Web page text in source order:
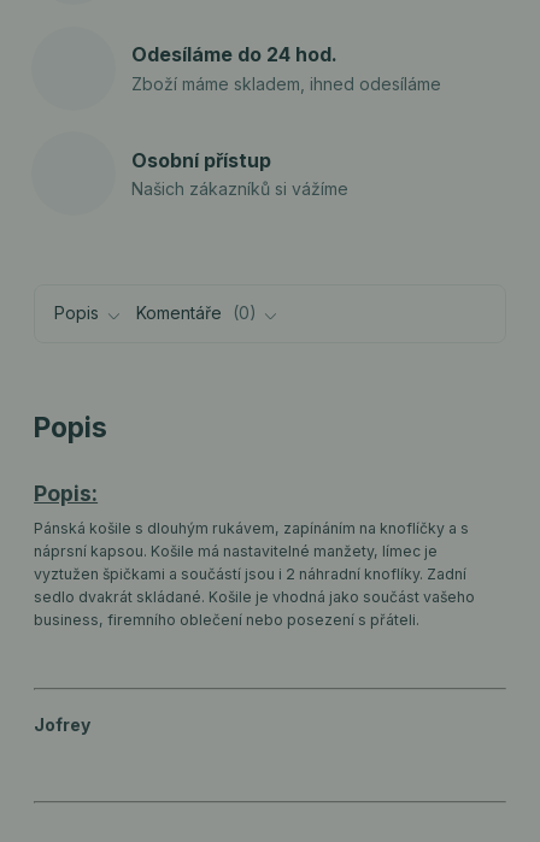
Odesíláme do 24 hod.
Zboží máme skladem, ihned odesíláme
Osobní přístup
Našich zákazníků si vážíme
Popis Komentáře 0
Popis
Popis:
Pánská košile s dlouhým rukávem, zapínáním na knoflíčky a s
náprsní kapsou. Košile má nastavitelné manžety, límec je
vyztužen špičkami a součástí jsou i 2 náhradní knoflíky. Zadní
sedlo dvakrát skládané. Košile je vhodná jako součást vašeho
business, firemního oblečení nebo posezení s přáteli.
Jofrey